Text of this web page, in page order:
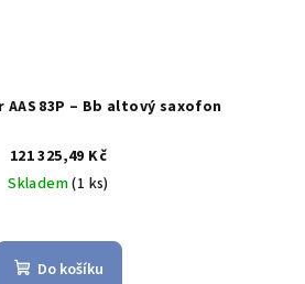
83P – Bb altový saxofon
121 325,49 Kč
Skladem(1 ks)
Do košíku